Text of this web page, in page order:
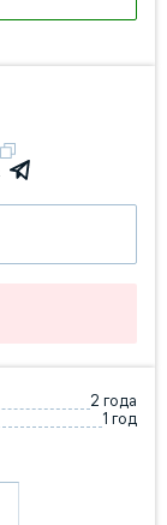
2 года
1 год